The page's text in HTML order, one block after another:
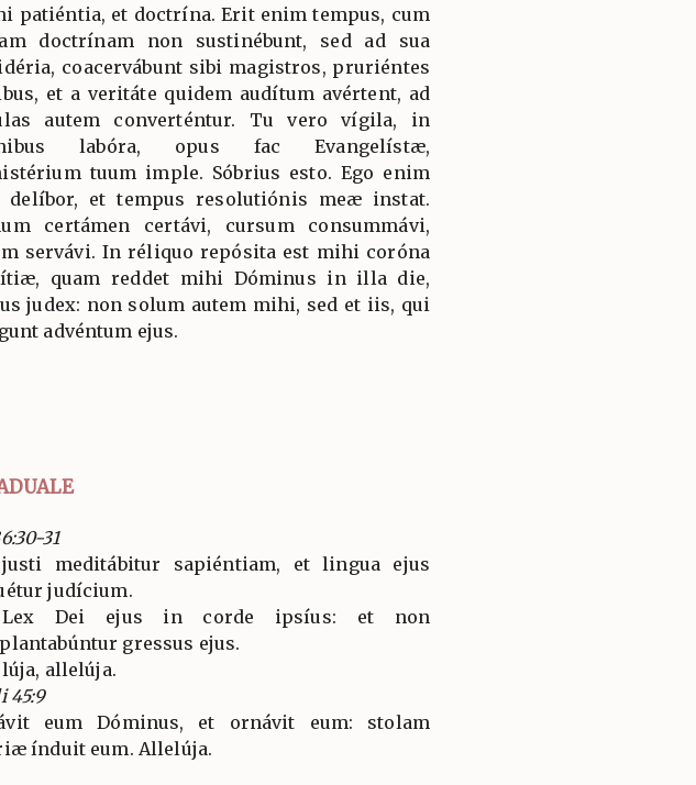
patiéntia, et doctrína. Erit enim tempus, cum
doctrínam non sustinébunt, sed ad sua
coacervábunt sibi magistros, pruriéntes
et a veritáte quidem audítum avértent, ad
autem converténtur. Tu vero vígila, in
labóra, opus fac Evangelístæ,
tuum imple. Sóbrius esto. Ego enim
delíbor, et tempus resolutiónis meæ instat.
certámen certávi, cursum consummávi,
servávi. In réliquo repósita est mihi coróna
quam reddet mihi Dóminus in illa die,
judex: non solum autem mihi, sed et iis, qui
advéntum ejus.
31
meditábitur sapiéntiam, et lingua ejus
judícium.
Dei ejus in corde ipsíus: et non
gressus ejus.
allelúja.
45:9
eum Dóminus, et ornávit eum: stolam
índuit eum. Allelúja.